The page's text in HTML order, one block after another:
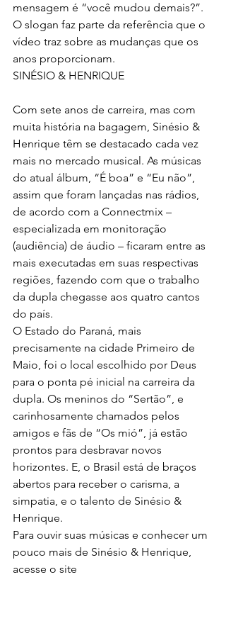
mensagem é “você mudou demais?”.
O slogan faz parte da referência que o
vídeo traz sobre as mudanças que os
anos proporcionam.
SINÉSIO & HENRIQUE
Com sete anos de carreira, mas com
muita história na bagagem, Sinésio &
Henrique têm se destacado cada vez
mais no mercado musical. As músicas
do atual álbum, “É boa” e “Eu não”,
assim que foram lançadas nas rádios,
de acordo com a Connectmix –
especializada em monitoração
(audiência) de áudio – ficaram entre as
mais executadas em suas respectivas
regiões, fazendo com que o trabalho
da dupla chegasse aos quatro cantos
do país.
O Estado do Paraná, mais
precisamente na cidade Primeiro de
Maio, foi o local escolhido por Deus
para o ponta pé inicial na carreira da
dupla. Os meninos do “Sertão”, e
carinhosamente chamados pelos
amigos e fãs de “Os mió”, já estão
prontos para desbravar novos
horizontes. E, o Brasil está de braços
abertos para receber o carisma, a
simpatia, e o talento de Sinésio &
Henrique.
Para ouvir suas músicas e conhecer um
pouco mais de Sinésio & Henrique,
acesse o site